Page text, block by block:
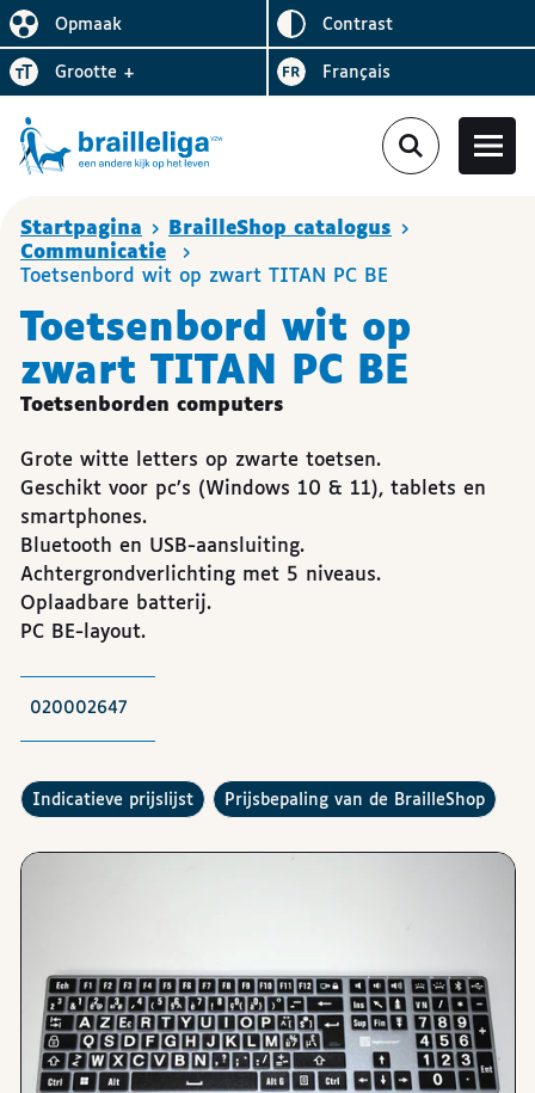
Opmaak
De lay-out vereenvoudigen
Omgekeerd
contrast
Letter
grootte vergroten
+ Visiter le site en
Français
Je bent hier :
Startpagina
BrailleShop catalogus
Communicatie
Toetsenbord wit op zwart TITAN PC BE
Toetsenbord wit op
zwart TITAN PC BE
Toetsenborden computers
Grote witte letters op zwarte toetsen.
Geschikt voor pc’s (Windows 10 & 11), tablets en
smartphones.
Bluetooth en USB-aansluiting.
Achtergrondverlichting met 5 niveaus.
Oplaadbare batterij.
PC BE-layout.
020002647
Deindicatieve prijslijstraadplegen
Hoe werkt de
prijsbepaling van de BrailleShop?
Afbeeldingen